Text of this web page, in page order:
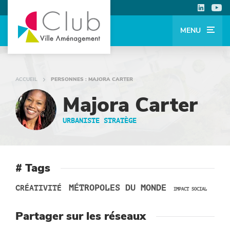
MENU
ACCUEIL PERSONNES : MAJORA CARTER
Majora Carter
URBANISTE STRATÈGE
# Tags
CRÉATIVITÉ MÉTROPOLES DU MONDE IMPACT SOCIAL
Partager sur les réseaux